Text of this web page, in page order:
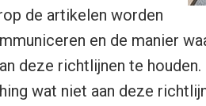
de artikelen worden
en de manier
deze richtlijnen te
wat niet aan deze